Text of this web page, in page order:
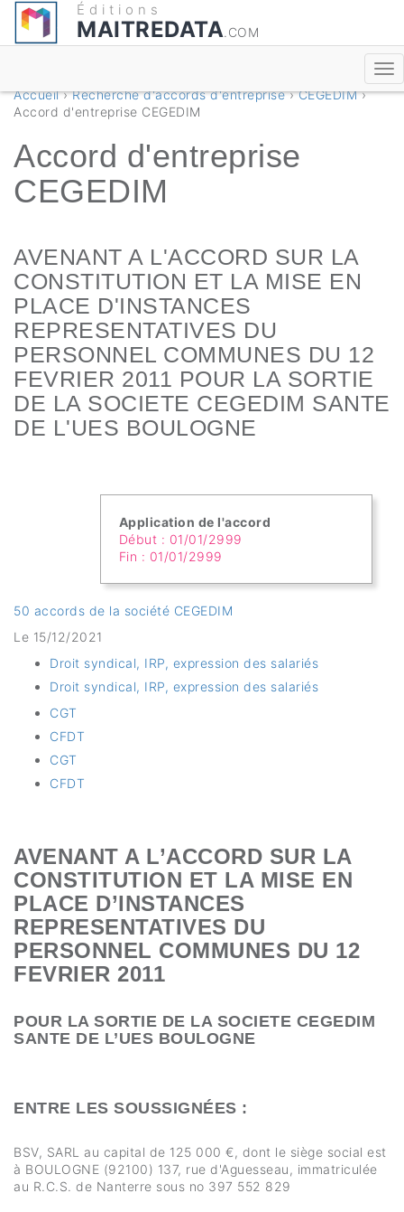
Éditions
MAITREDATA.COM
Accueil›Recherche d'accords d'entreprise›CEGEDIM›
Accord d'entreprise CEGEDIM
Accord d'entreprise
CEGEDIM
AVENANT A L'ACCORD SUR LA
CONSTITUTION ET LA MISE EN
PLACE D'INSTANCES
REPRESENTATIVES DU
PERSONNEL COMMUNES DU 12
FEVRIER 2011 POUR LA SORTIE
DE LA SOCIETE CEGEDIM SANTE
DE L'UES BOULOGNE
Application de l'accord
Début : 01/01/2999
Fin : 01/01/2999
50 accords de la société CEGEDIM
Le 15/12/2021
Droit syndical, IRP, expression des salariés
Droit syndical, IRP, expression des salariés
CGT
CFDT
CGT
CFDT
AVENANT A L’ACCORD SUR LA
CONSTITUTION ET LA MISE EN
PLACE D’INSTANCES
REPRESENTATIVES DU
PERSONNEL COMMUNES DU 12
FEVRIER 2011
POUR LA SORTIE DE LA SOCIETE CEGEDIM
SANTE DE L’UES BOULOGNE
ENTRE LES SOUSSIGNÉES :
BSV, SARL au capital de 125 000 €, dont le siège social est
à BOULOGNE (92100) 137, rue d'Aguesseau, immatriculée
au R.C.S. de Nanterre sous no 397 552 829